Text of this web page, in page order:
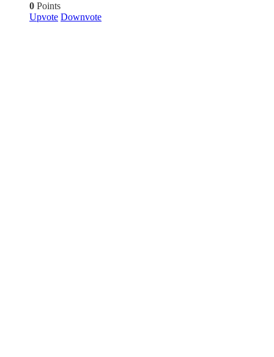
0 Points
Upvote Downvote